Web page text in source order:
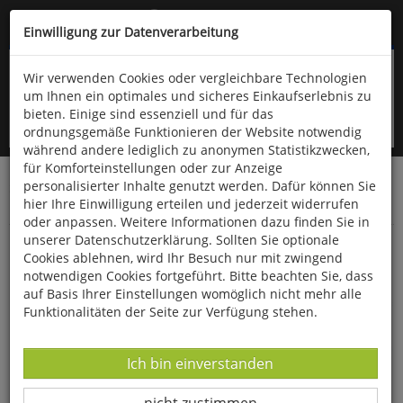
Kompletten Head der Seite überspringen
oder (06766) 9323-960
Startseite Bücher Downloads
Zeitschriften
Der Falke
Schwarzkopfruderente trifft
Weißkopfruderente
Einwilligung zur Datenverarbeitung
Wir verwenden Cookies oder vergleichbare Technologien
um Ihnen ein optimales und sicheres Einkaufserlebnis zu
bieten. Einige sind essenziell und für das
ordnungsgemäße Funktionieren der Website notwendig
während andere lediglich zu anonymen Statistikzwecken,
für Komforteinstellungen oder zur Anzeige
personalisierter Inhalte genutzt werden. Dafür können Sie
hier Ihre Einwilligung erteilen und jederzeit widerrufen
oder anpassen. Weitere Informationen dazu finden Sie in
unserer Datenschutzerklärung. Sollten Sie optionale
Cookies ablehnen, wird Ihr Besuch nur mit zwingend
notwendigen Cookies fortgeführt. Bitte beachten Sie, dass
auf Basis Ihrer Einstellungen womöglich nicht mehr alle
Funktionalitäten der Seite zur Verfügung stehen.
Datenverarbeitung -
Ich bin einverstanden